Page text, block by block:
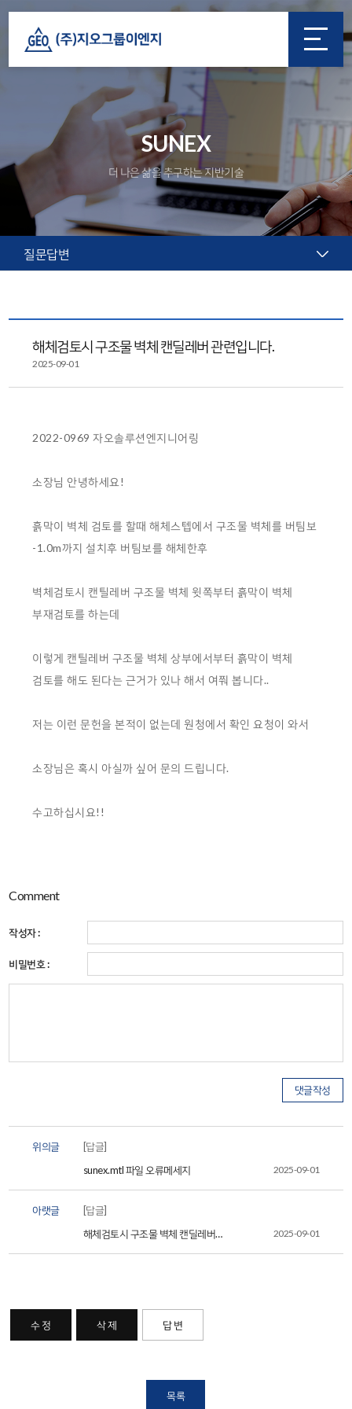
SUNEX
더 나은 삶을 추구하는 지반기술
질문답변
해체검토시 구조물 벽체 캔딜레버 관련입니다.
2025-09-01
2022-0969 자오솔루션엔지니어링
소장님 안녕하세요!
흙막이 벽체 검토를 할때 해체스텝에서 구조물 벽체를 버팀보
-1.0m까지 설치후 버팀보를 해체한후
벽체검토시 캔틸레버 구조물 벽체 윗쪽부터 흙막이 벽체
부재검토를 하는데
이렇게 캔틸레버 구조물 벽체 상부에서부터 흙막이 벽체
검토를 해도 된다는 근거가 있나 해서 여쭤 봅니다..
저는 이런 문헌을 본적이 없는데 원청에서 확인 요청이 와서
소장님은 혹시 아실까 싶어 문의 드립니다.
수고하십시요!!
Comment
작성자 :
비밀번호 :
위의글
[답글]
sunex.mtl 파일 오류메세지
2025-09-01
아랫글
[답글]
해체검토시 구조물 벽체 캔딜레버
관련입니다.
2025-09-01
수 정 삭 제 답 변
목록